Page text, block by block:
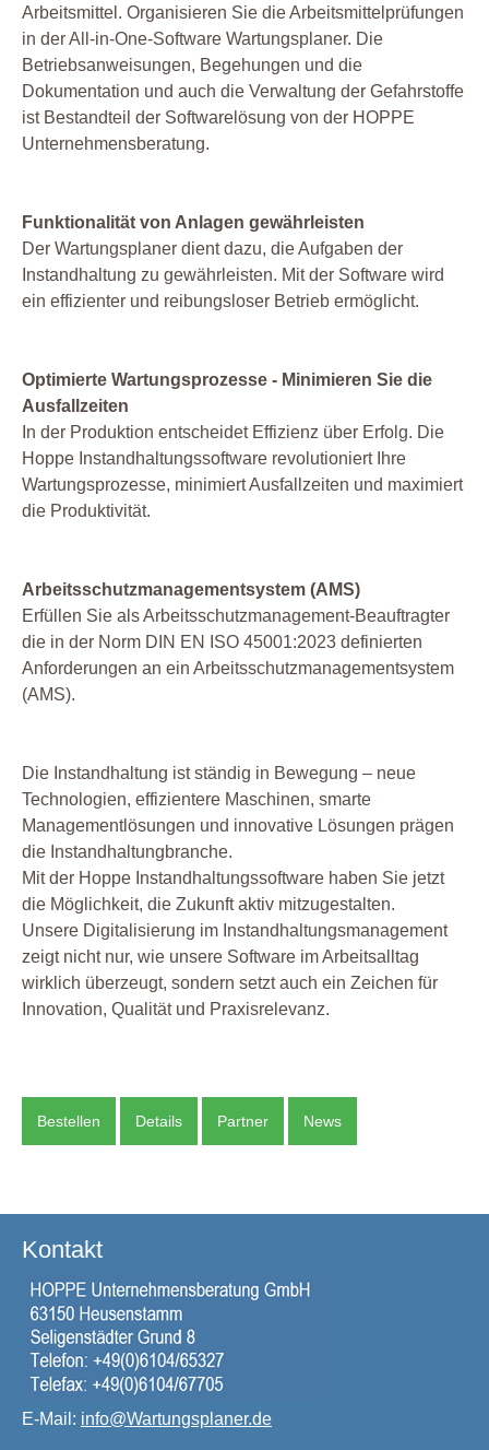
Arbeitsmittel. Organisieren Sie die Arbeitsmittelprüfungen
in der All-in-One-Software Wartungsplaner. Die
Betriebsanweisungen, Begehungen und die
Dokumentation und auch die Verwaltung der Gefahrstoffe
ist Bestandteil der Softwarelösung von der HOPPE
Unternehmensberatung.
Funktionalität von Anlagen gewährleisten
Der Wartungsplaner dient dazu, die Aufgaben der
Instandhaltung zu gewährleisten. Mit der Software wird
ein effizienter und reibungsloser Betrieb ermöglicht.
Optimierte Wartungsprozesse - Minimieren Sie die
Ausfallzeiten
In der Produktion entscheidet Effizienz über Erfolg. Die
Hoppe Instandhaltungssoftware revolutioniert Ihre
Wartungsprozesse, minimiert Ausfallzeiten und maximiert
die Produktivität.
Arbeitsschutzmanagementsystem (AMS)
Erfüllen Sie als Arbeitsschutzmanagement-Beauftragter
die in der Norm DIN EN ISO 45001:2023 definierten
Anforderungen an ein Arbeitsschutzmanagementsystem
(AMS).
Die Instandhaltung ist ständig in Bewegung – neue
Technologien, effizientere Maschinen, smarte
Managementlösungen und innovative Lösungen prägen
die Instandhaltungbranche.
Mit der Hoppe Instandhaltungssoftware haben Sie jetzt
die Möglichkeit, die Zukunft aktiv mitzugestalten.
Unsere Digitalisierung im Instandhaltungsmanagement
zeigt nicht nur, wie unsere Software im Arbeitsalltag
wirklich überzeugt, sondern setzt auch ein Zeichen für
Innovation, Qualität und Praxisrelevanz.
Bestellen Details Partner News
Kontakt
E-Mail: info@Wartungsplaner.de